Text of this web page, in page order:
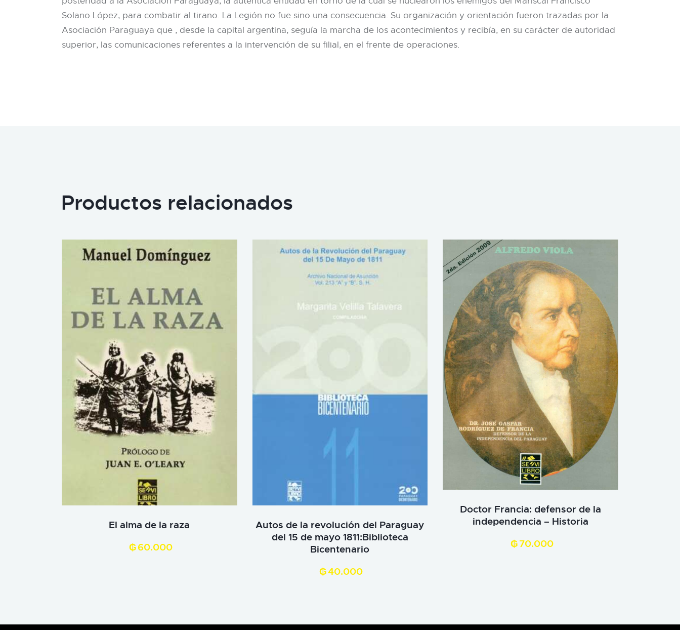
Solano López, para combatir al tirano. La Legión no fue sino una consecuencia. Su organización y orientación fueron trazadas por la
Asociación Paraguaya que , desde la capital argentina, seguía la marcha de los acontecimientos y recibía, en su carácter de autoridad
superior, las comunicaciones referentes a la intervención de su filial, en el frente de operaciones.
Productos relacionados
El alma de la raza
₲60.000
Autos de la revolución del Paraguay
del 15 de mayo 1811:Biblioteca
Bicentenario
₲40.000
Doctor Francia: defensor de la
independencia – Historia
₲70.000